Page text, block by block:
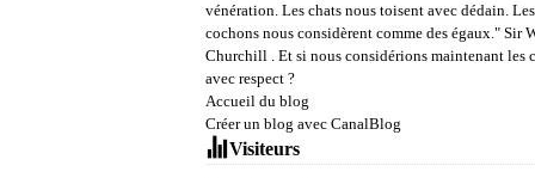
vénération. Les chats nous toisent avec dédain. Les
cochons nous considèrent comme des égaux." Sir
Churchill . Et si nous considérions maintenant les
avec respect ?
Accueil du blog
Créer un blog avec CanalBlog
Visiteurs